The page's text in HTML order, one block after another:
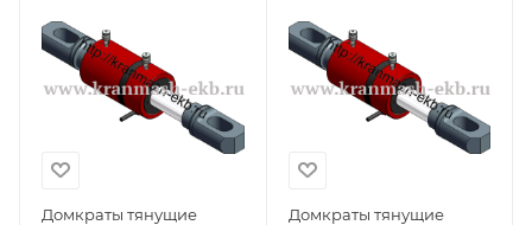
Домкраты тянущие
Домкраты тянущие